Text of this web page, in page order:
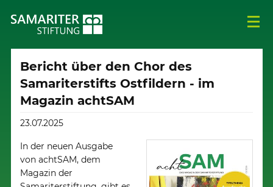
Bericht über den Chor des
Samariterstifts Ostfildern - im
Magazin achtSAM
23.07.2025
In der neuen Ausgabe
von achtSAM, dem
Magazin der